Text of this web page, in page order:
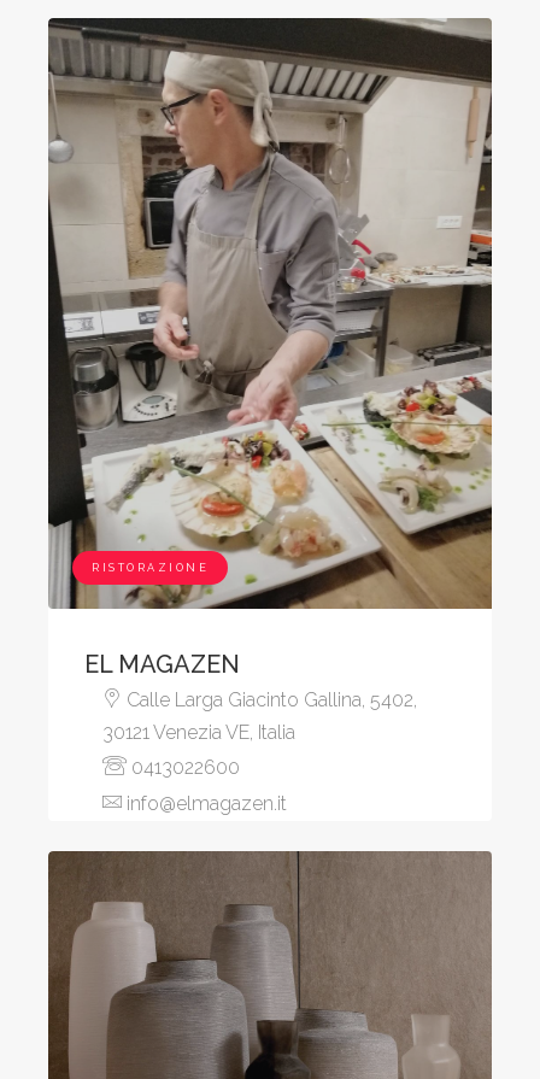
RISTORAZIONE
EL MAGAZEN
Calle Larga Giacinto Gallina, 5402,
30121 Venezia VE, Italia
0413022600
info@elmagazen.it